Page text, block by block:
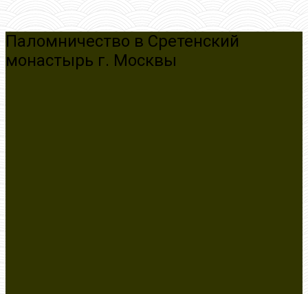
Паломничество в Сретенский
монастырь г. Москвы